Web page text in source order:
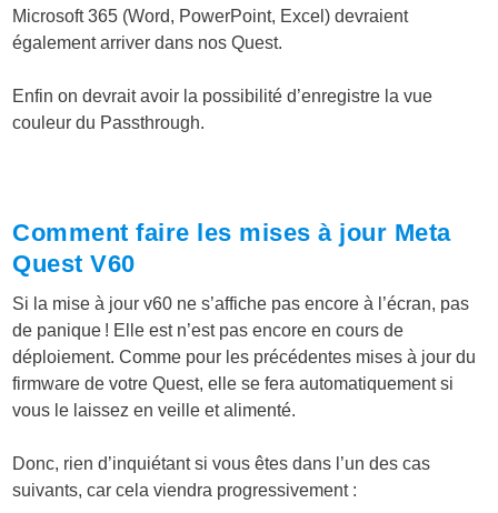
Microsoft 365 (Word, PowerPoint, Excel) devraient
également arriver dans nos Quest.
Enfin on devrait avoir la possibilité d’enregistre la vue
couleur du Passthrough.
Comment faire les mises à jour Meta
Quest V60
Si la mise à jour v60 ne s’affiche pas encore à l’écran, pas
de panique ! Elle est n’est pas encore en cours de
déploiement. Comme pour les précédentes mises à jour du
firmware de votre Quest, elle se fera automatiquement si
vous le laissez en veille et alimenté.
Donc, rien d’inquiétant si vous êtes dans l’un des cas
suivants, car cela viendra progressivement :